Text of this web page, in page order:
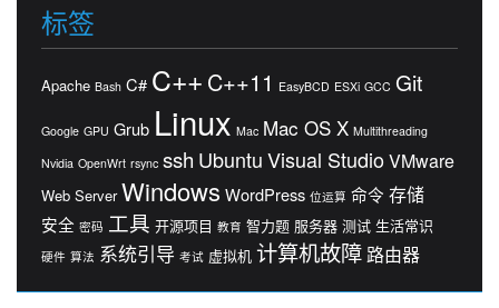
标签
Apache Bash C# C++ C++11 EasyBCD ESXi GCC Git
Google GPU Grub Linux Mac Mac OS X Multithreading
Nvidia OpenWrt rsync ssh UbuntuVisual StudioVMware
Web Server Windows WordPress 位运算 命令 存储
安全 密码 工具 开源项目 教育 智力题 服务器 测试 生活常识
硬件 算法 系统引导 考试 虚拟机 计算机故障 路由器